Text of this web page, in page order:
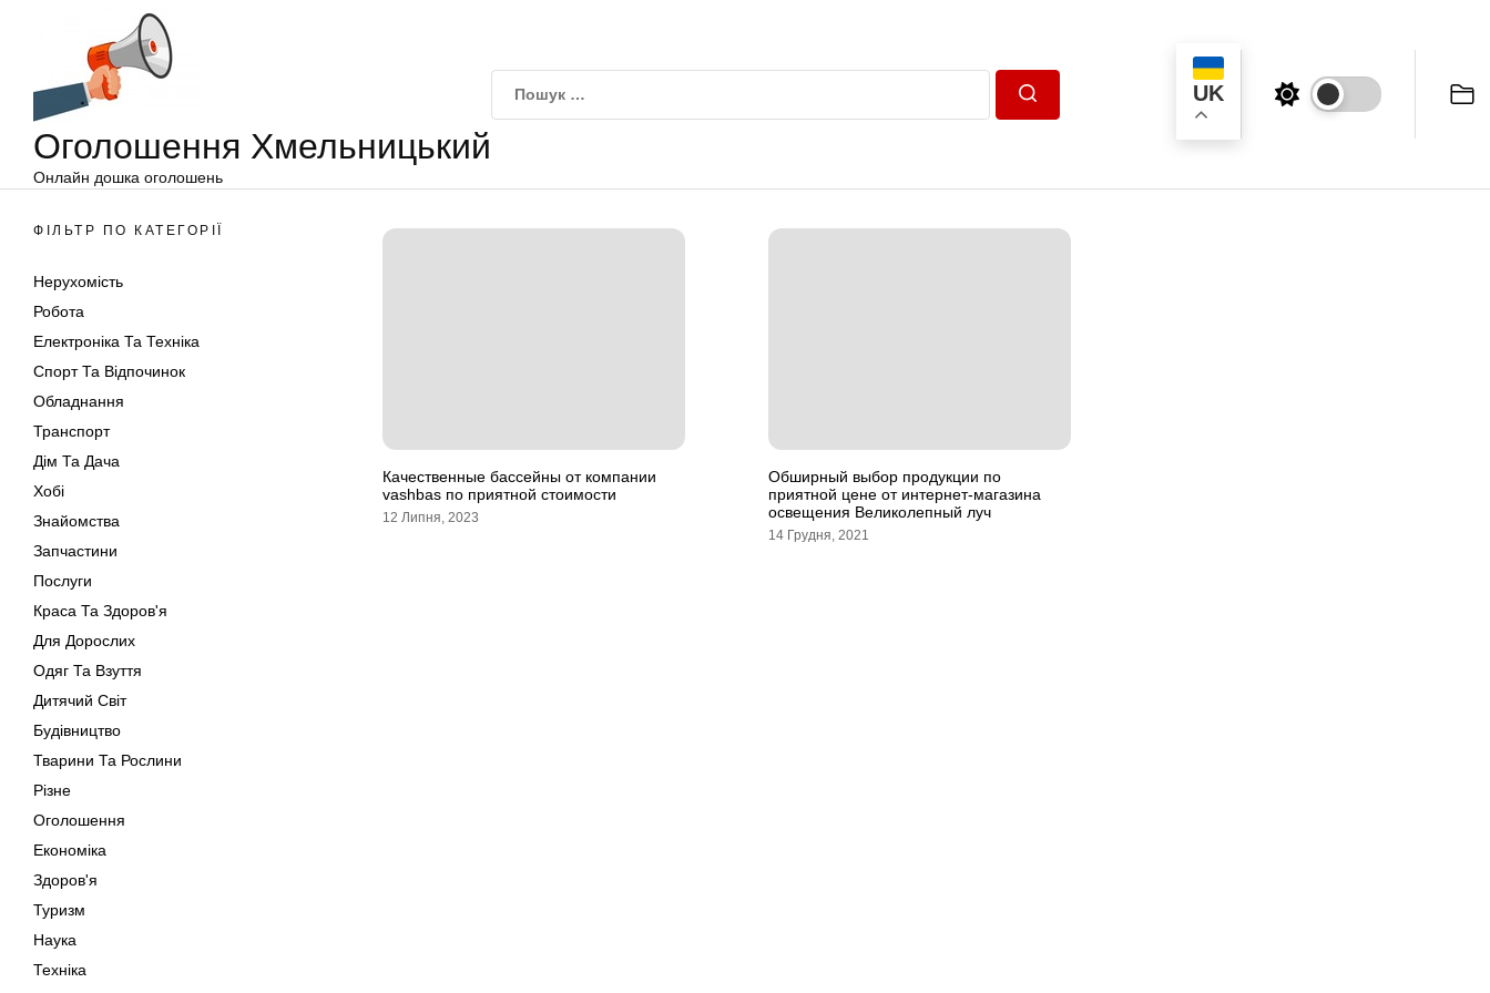
Оголошення Хмельницький
Онлайн дошка оголошень
UK
ФІЛЬТР ПО КАТЕГОРІЇ
Нерухомість
Робота
Електроніка Та Техніка
Спорт Та Відпочинок
Обладнання
Транспорт
Дім Та Дача
Хобі
Знайомства
Запчастини
Послуги
Краса Та Здоров'я
Для Дорослих
Одяг Та Взуття
Дитячий Світ
Будівництво
Тварини Та Рослини
Різне
Оголошення
Економіка
Здоров'я
Туризм
Наука
Техніка
Качественные бассейны от компании
vashbas по приятной стоимости
12 Липня, 2023
Обширный выбор продукции по
приятной цене от интернет-магазина
освещения Великолепный луч
14 Грудня, 2021